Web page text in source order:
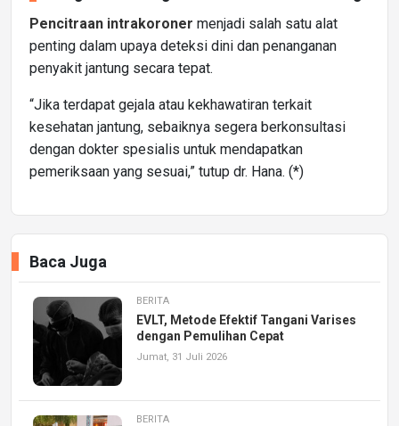
Pencitraan intrakoroner menjadi salah satu alat
penting dalam upaya deteksi dini dan penanganan
penyakit jantung secara tepat.
“Jika terdapat gejala atau kekhawatiran terkait
kesehatan jantung, sebaiknya segera berkonsultasi
dengan dokter spesialis untuk mendapatkan
pemeriksaan yang sesuai,” tutup dr. Hana. (*)
Baca Juga
BERITA
EVLT, Metode Efektif Tangani Varises
dengan Pemulihan Cepat
Jumat, 31 Juli 2026
BERITA